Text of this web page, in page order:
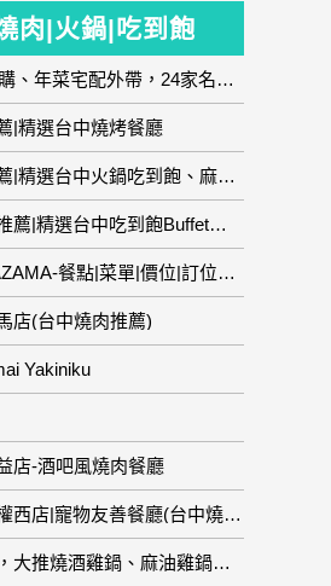
肉|火鍋|吃到飽
2024年菜預購、年菜宅配外帶，24家名店年菜推薦整理，圍爐輕鬆上菜團圓趣
|精選台中燒烤餐廳
台中火鍋推薦|精選台中火鍋吃到飽、麻辣鍋、鴛鴦鍋、石頭火鍋、酸菜白肉鍋、海鮮鍋、燒酒雞、麻油雞、壽喜燒等熱門人氣火鍋店!
台中吃到飽推薦|精選台中吃到飽Buffet自助餐廳
燒肉風間KAZAMA-餐點|菜單|價位|訂位資訊
店(台中燒肉推薦)
Yakiniku
店-酒吧風燒肉餐廳
肉肉燒肉五權西店|寵物友善餐廳(台中燒肉推薦)
湯棧公益店，大推燒酒雞鍋、麻油雞鍋暖暖有夠補